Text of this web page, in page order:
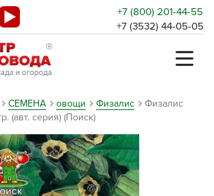
+7 (800) 201-44-55
+7 (3532) 44-05-05
СЕМЕНА овощи Физалис
Физалис
(авт. серия) (Поиск)